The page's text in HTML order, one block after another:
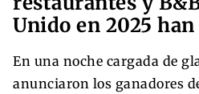
Unido en 2025
En una noche cargada de
anunciaron los ganadores